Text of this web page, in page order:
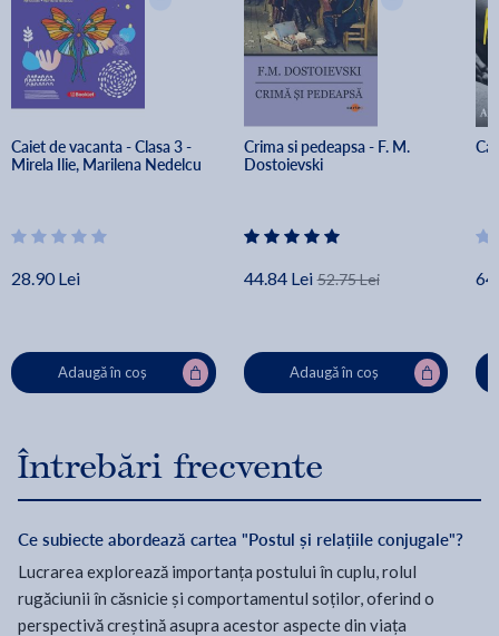
Caiet de vacanta - Clasa 3 -
Mirela Ilie, Marilena Nedelcu
28.90 Lei
Adaugă în coș
Crima si pedeapsa - F. M.
Dostoievski
44.84 Lei 52.75 Lei
Adaugă în coș
Întrebări frecvente
Ce subiecte abordează cartea "Postul și relațiile conjugale"?
Lucrarea explorează importanța postului în cuplu, rolul
rugăciunii în căsnicie și comportamentul soților, oferind o
perspectivă creștină asupra acestor aspecte din viața